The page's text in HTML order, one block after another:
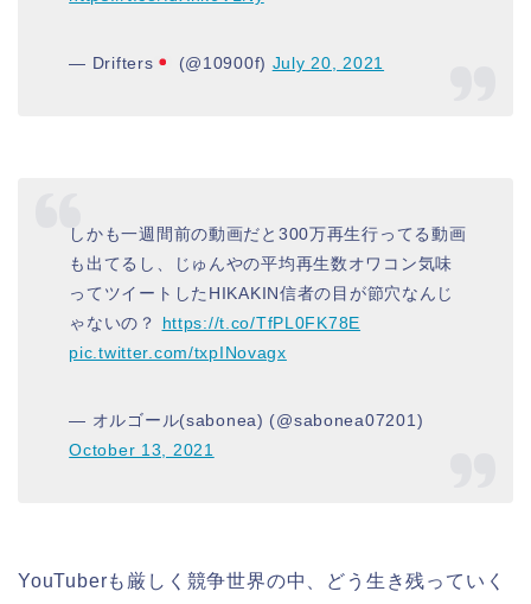
— Drifters (@10900f) July 20, 2021
しかも一週間前の動画だと300万再生行ってる動画
も出てるし、じゅんやの平均再生数オワコン気味
ってツイートしたHIKAKIN信者の目が節穴なんじ
ゃないの？ https://t.co/TfPL0FK78E
pic.twitter.com/txpINovagx
— オルゴール(sabonea) (@sabonea07201)
October 13, 2021
YouTuberも厳しく競争世界の中、どう生き残っていく